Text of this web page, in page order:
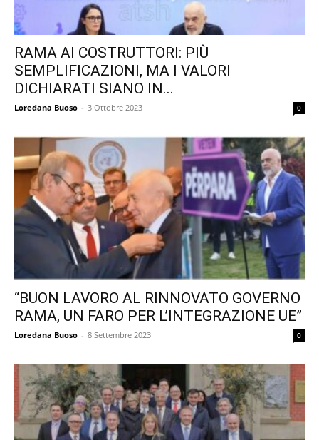
RAMA AI COSTRUTTORI: PIÙ
SEMPLIFICAZIONI, MA I VALORI
DICHIARATI SIANO IN...
Loredana Buoso - 3 Ottobre 2023 0
“BUON LAVORO AL RINNOVATO GOVERNO
RAMA, UN FARO PER L’INTEGRAZIONE UE”
Loredana Buoso - 8 Settembre 2023 0